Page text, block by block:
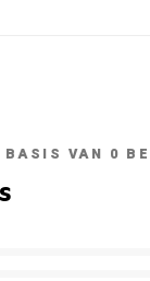
BASIS VAN 0